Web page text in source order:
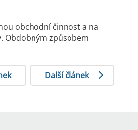
obchodní činnost a na
Obdobným způsobem
Další článek